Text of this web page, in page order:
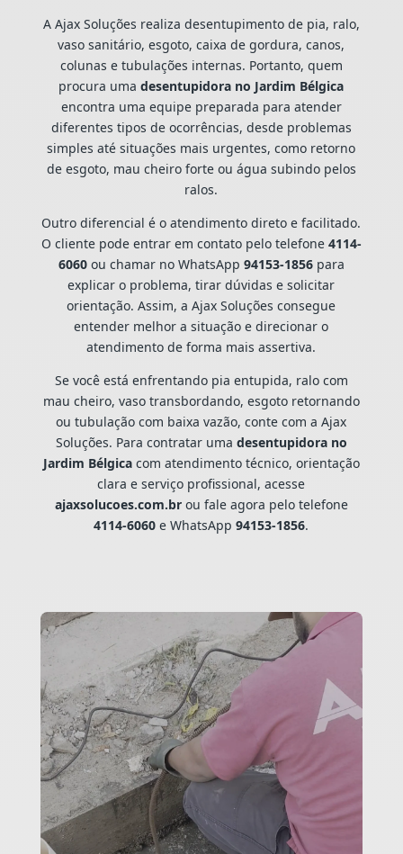
A Ajax Soluções realiza desentupimento de pia, ralo,
vaso sanitário, esgoto, caixa de gordura, canos,
colunas e tubulações internas. Portanto, quem
procura umadesentupidora no Jardim Bélgica
encontra uma equipe preparada para atender
diferentes tipos de ocorrências, desde problemas
simples até situações mais urgentes, como retorno
de esgoto, mau cheiro forte ou água subindo pelos
ralos.
Outro diferencial é o atendimento direto e facilitado.
O cliente pode entrar em contato pelo telefone 4114-
6060ou chamar no WhatsApp 94153-1856para
explicar o problema, tirar dúvidas e solicitar
orientação. Assim, a Ajax Soluções consegue
entender melhor a situação e direcionar o
atendimento de forma mais assertiva.
Se você está enfrentando pia entupida, ralo com
mau cheiro, vaso transbordando, esgoto retornando
ou tubulação com baixa vazão, conte com a Ajax
Soluções. Para contratar uma desentupidora no
Jardim Bélgicacom atendimento técnico, orientação
clara e serviço profissional, acesse
ajaxsolucoes.com.brou fale agora pelo telefone
4114-6060 e WhatsApp94153-1856.